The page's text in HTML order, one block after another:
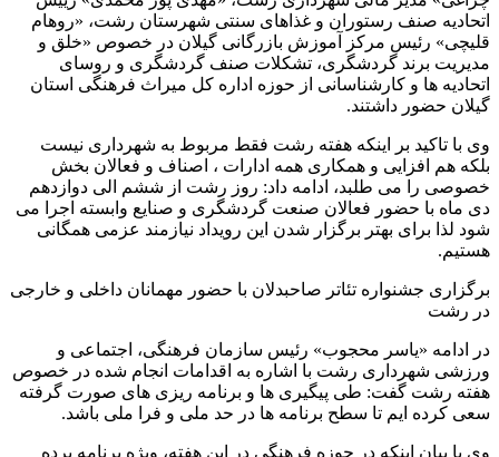
اتحادیه صنف رستوران و غذاهای سنتی شهرستان رشت، «روهام
قلیچی» رئیس مرکز آموزش بازرگانی گیلان در خصوص «خلق و
مدیریت برند گردشگری، تشکلات صنف گردشگری و روسای
اتحادیه ها و کارشناسانی از حوزه اداره کل میراث فرهنگی استان
گیلان حضور داشتند.
وی با تاکید بر اینکه هفته رشت فقط مربوط به شهرداری نیست
بلکه هم افزایی و همکاری همه ادارات ، اصناف و فعالان بخش
خصوصی را می طلبد، ادامه داد: روز رشت از ششم الی دوازدهم
دی ماه با حضور فعالان صنعت گردشگری و صنایع وابسته اجرا می
شود لذا برای بهتر برگزار شدن این رویداد نیازمند عزمی همگانی
هستیم.
برگزاری جشنواره تئاتر صاحبدلان با حضور مهمانان داخلی و خارجی
در رشت
در ادامه «یاسر محجوب» رئیس سازمان فرهنگی، اجتماعی و
ورزشی شهرداری رشت با اشاره به اقدامات انجام شده در خصوص
هفته رشت گفت: طی پیگیری ها و برنامه ریزی های صورت گرفته
سعی کرده ایم تا سطح برنامه ها در حد ملی و فرا ملی باشد.
وی با بیان اینکه در حوزه فرهنگی در این هفته، ویژه برنامه پرده